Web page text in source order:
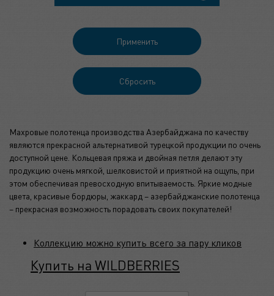
Махровые полотенца производства Азербайджана по качеству
являются прекрасной альтернативой турецкой продукции по очень
доступной цене. Кольцевая пряжа и двойная петля делают эту
продукцию очень мягкой, шелковистой и приятной на ощупь, при
этом обеспечивая превосходную впитываемость. Яркие модные
цвета, красивые бордюры, жаккард – азербайджанские полотенца
– прекрасная возможность порадовать своих покупателей!
Коллекцию можно купить всего за пару кликов
Купить на WILDBERRIES